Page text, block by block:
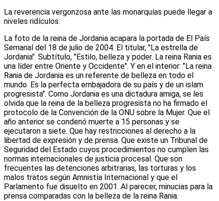
La reverencia vergonzosa ante las monarquías puede llegar a
niveles ridículos:
La foto de la reina de Jordania acapara la portada de El País
Semanal del 18 de julio de 2004. El titular, "La estrella de
Jordania". Subtítulo, "Estilo, belleza y poder. La reina Rania es
una líder entre Oriente y Occidente". Y en el interior: "La reina
Rania de Jordania es un referente de belleza en todo el
mundo. Es la perfecta embajadora de su país y de un islam
progresista". Como Jordania es una dictadura amiga, se les
olvida que la reina de la belleza progresista no ha firmado el
protocolo de la Convención de la ONU sobre la Mujer. Que el
año anterior se condenó muerte a 15 personas y se
ejecutaron a siete. Que hay restricciones al derecho a la
libertad de expresión y de prensa. Que existe un Tribunal de
Seguridad del Estado cuyos procedimientos no cumplen las
normas internacionales de justicia procesal. Que son
frecuentes las detenciones arbitrarias, las torturas y los
malos tratos según Amnistía Internacional y que el
Parlamento fue disuelto en 2001. Al parecer, minucias para la
prensa comparadas con la belleza de la reina Rania.